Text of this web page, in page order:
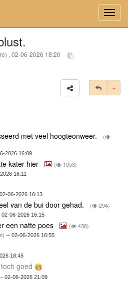
, 02-06-2026 18:20
met veel hoogteonweer.
(
2026 16:09
kater hier ( 1053)
16:11
06-2026 16:13
van de bui door gehad. ( 294)
02-06-2026 16:15
een natte poes ( 438)
-- 02-06-2026 16:55
18:45
goed
02-06-2026 21:09